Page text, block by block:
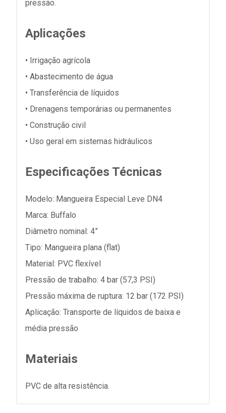
pressão.
Aplicações
• Irrigação agrícola
• Abastecimento de água
• Transferência de líquidos
• Drenagens temporárias ou permanentes
• Construção civil
• Uso geral em sistemas hidráulicos
Especificações Técnicas
Modelo: Mangueira Especial Leve DN4
Marca: Buffalo
Diâmetro nominal: 4”
Tipo: Mangueira plana (flat)
Material: PVC flexível
Pressão de trabalho: 4 bar (57,3 PSI)
Pressão máxima de ruptura: 12 bar (172 PSI)
Aplicação: Transporte de líquidos de baixa e
média pressão
Materiais
PVC de alta resistência.